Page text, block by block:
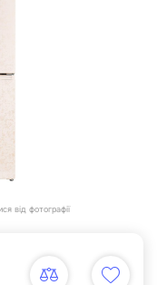
від фотографії